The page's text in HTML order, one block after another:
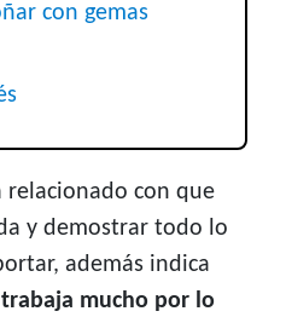
con gemas
relacionado con que
y demostrar todo lo
además indica
mucho por lo